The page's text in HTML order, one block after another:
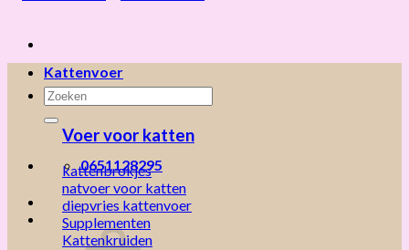
Zoeken
naar:
0651128295
Kattenvoer
Voer voor katten
kattenbrokjes
natvoer voor katten
diepvries kattenvoer
Supplementen
Kattenkruiden